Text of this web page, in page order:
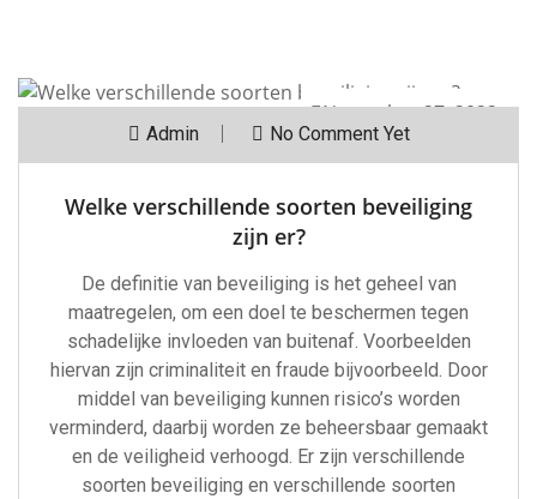
November 27, 2022
Admin No Comment Yet
Welke verschillende soorten beveiliging
zijn er?
De definitie van beveiliging is het geheel van
maatregelen, om een doel te beschermen tegen
schadelijke invloeden van buitenaf. Voorbeelden
hiervan zijn criminaliteit en fraude bijvoorbeeld. Door
middel van beveiliging kunnen risico’s worden
verminderd, daarbij worden ze beheersbaar gemaakt
en de veiligheid verhoogd. Er zijn verschillende
soorten beveiliging en verschillende soorten